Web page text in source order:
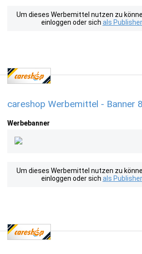
Um dieses Werbemittel nutzen zu
einloggen oder sich als
careshop Werbemittel - Banner
Werbebanner
Um dieses Werbemittel nutzen zu
einloggen oder sich als